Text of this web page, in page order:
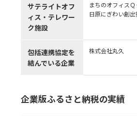
サテライトオフ
ィス・テレワー
ク施設
まちのオフィスＱ
日原にぎわい創出
包括連携協定を
結んでいる企業
株式会社丸久
企業版ふるさと納税の実績